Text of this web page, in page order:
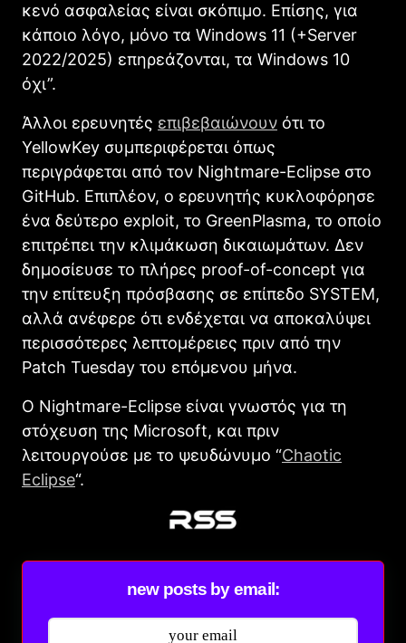
κενό ασφαλείας είναι σκόπιμο. Επίσης, για
κάποιο λόγο, μόνο τα Windows 11 (+Server
2022/2025) επηρεάζονται, τα Windows 10
όχι”.
Άλλοι ερευνητές επιβεβαιώνουν ότι το
YellowKey συμπεριφέρεται όπως
περιγράφεται από τον Nightmare-Eclipse στο
GitHub. Επιπλέον, ο ερευνητής κυκλοφόρησε
ένα δεύτερο exploit, το GreenPlasma, το οποίο
επιτρέπει την κλιμάκωση δικαιωμάτων. Δεν
δημοσίευσε το πλήρες proof-of-concept για
την επίτευξη πρόσβασης σε επίπεδο SYSTEM,
αλλά ανέφερε ότι ενδέχεται να αποκαλύψει
περισσότερες λεπτομέρειες πριν από την
Patch Tuesday του επόμενου μήνα.
Ο Nightmare-Eclipse είναι γνωστός για τη
στόχευση της Microsoft, και πριν
λειτουργούσε με το ψευδώνυμο “Chaotic
Eclipse“.
new posts by email: